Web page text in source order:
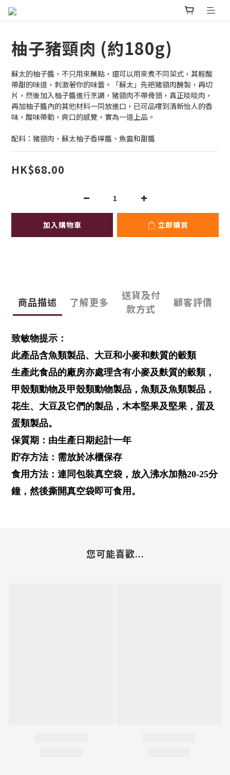
柚子豬頸肉 (約180g)
蘇太的柚子醬，不只用來蘸點，還可以用來煮不同菜式，其輕酸
帶甜的味道，刺激著你的味蕾。「蘇太」先把豬頸肉醃製，再切
片，然後加入柚子醬進行烹調，豬頸肉不帶骨頭，真正啖啖肉，
再加柚子醬內的其他材料一同放進口，已可品嚐到清新怡人的香
味，酸味帶動，爽口的感覺，實為一道上品。
配料：豬頸肉、蘇太柚子香檸醬、魚露和甜醬
HK$68.00
加入購物車 立即購買
商品描述 了解更多
送貨及付
款方式
顧客評價
致敏物提示：
此產品含魚類製品、大豆和小麥和麩質的穀類
生產此食品的廠房亦處理含有小麥及麩質的穀類，
甲殼類動物及甲殼類動物製品，魚類及魚類製品，
花生、大豆及它們的製品，木本堅果及堅果，蛋及
蛋類製品。
保質期：由生產日期起計一年
貯存方法：需放於冰櫃保存
食用方法：連同包裝真空袋，放入沸水加熱20-25分
鐘，然後撕開真空袋即可食用。
您可能喜歡...